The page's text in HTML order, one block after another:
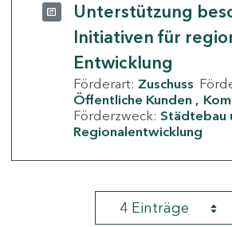
Unterstützung
Initiativen für
Entwicklung
Förderart: Zuschuss
Öffentliche Kunden
Förderzweck: Städtebau
Regionalentwicklung
4 Einträge